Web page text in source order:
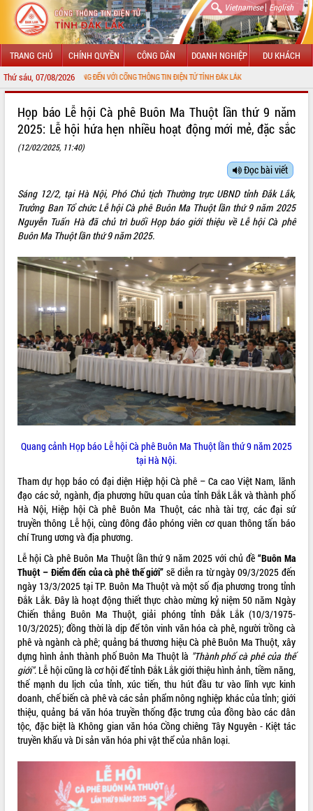
Vietnamese| English
TRANG CHỦ CHÍNH QUYỀN CÔNG DÂN DOANH NGHIỆP DU KHÁCH
Thứ sáu, 07/08/2026
CHÀO MỪNG ĐẾN VỚI CỔNG THÔNG TIN ĐIỆN TỬ TỈNH ĐẮK LẮK
LÃNH ĐẠO UBND TỈNH
SỞ, BAN, NGÀNH
UBND CÁC XÃ, PHƯỜNG
HỆ THỐNG VĂN BẢN
VĂN BẢN HĐND TỈNH
ĐIỂM TIN VĂN BẢN
QUY HOẠCH - KẾ HOẠCH
VIDEO
Không có file video nào để phát.
ALBUM ẢNH
Họp báo Lễ hội Cà phê Buôn Ma Thuột lần thứ 9 năm
2025: Lễ hội hứa hẹn nhiều hoạt động mới mẻ, đặc sắc
(12/02/2025, 11:40)
Đọc bài viết
Sáng 12/2, tại Hà Nội, Phó Chủ tịch Thường trực UBND tỉnh Đắk Lắk,
Trưởng Ban Tổ chức Lễ hội Cà phê Buôn Ma Thuột lần thứ 9 năm 2025
Nguyễn Tuấn Hà đã chủ trì buổi Họp báo giới thiệu về Lễ hội Cà phê
Buôn Ma Thuột lần thứ 9 năm 2025.
Quang cảnh Họp báo Lễ hội Cà phê Buôn Ma Thuột lần thứ 9 năm 2025
tại Hà Nội.
Tham dự họp báo có đại diện Hiệp hội Cà phê – Ca cao Việt Nam, lãnh
đạo các sở, ngành, địa phương hữu quan của tỉnh Đắk Lắk và thành phố
Hà Nội, Hiệp hội Cà phê Buôn Ma Thuột, các nhà tài trợ, các đại sứ
truyền thông Lễ hội, cùng đông đảo phóng viên cơ quan thông tấn báo
chí Trung ương và địa phương.
Lễ hội Cà phê Buôn Ma Thuột lần thứ 9 năm 2025 với chủ đề “Buôn Ma
Thuột – Điểm đến của cà phê thế giới” sẽ diễn ra từ ngày 09/3/2025 đến
ngày 13/3/2025 tại TP. Buôn Ma Thuột và một số địa phương trong tỉnh
Đắk Lắk. Đây là hoạt động thiết thực chào mừng kỷ niệm 50 năm Ngày
Chiến thắng Buôn Ma Thuột, giải phóng tỉnh Đắk Lắk (10/3/1975-
10/3/2025); đồng thời là dịp để tôn vinh văn hóa cà phê, người trồng cà
phê và ngành cà phê; quảng bá thương hiệu Cà phê Buôn Ma Thuột, xây
dựng hình ảnh thành phố Buôn Ma Thuột là "Thành phố cà phê của thế
giới". Lễ hội cũng là cơ hội để tỉnh Đắk Lắk giới thiệu hình ảnh, tiềm năng,
thế mạnh du lịch của tỉnh, xúc tiến, thu hút đầu tư vào lĩnh vực kinh
doanh, chế biến cà phê và các sản phẩm nông nghiệp khác của tỉnh; giới
thiệu, quảng bá văn hóa truyền thống đặc trưng của đồng bào các dân
tộc, đặc biệt là Không gian văn hóa Cồng chiêng Tây Nguyên - Kiệt tác
truyền khẩu và Di sản văn hóa phi vật thể của nhân loại.